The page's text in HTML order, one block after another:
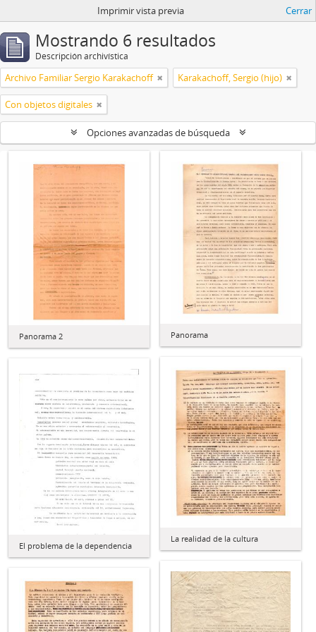
Imprimir vista previa Cerrar
Mostrando 6 resultados
Descripción archivística
Archivo Familiar Sergio Karakachoff Karakachoff, Sergio (hijo)
Con objetos digitales
Opciones avanzadas de búsqueda
Panorama 2 Panorama
La realidad de la cultura
El problema de la dependencia